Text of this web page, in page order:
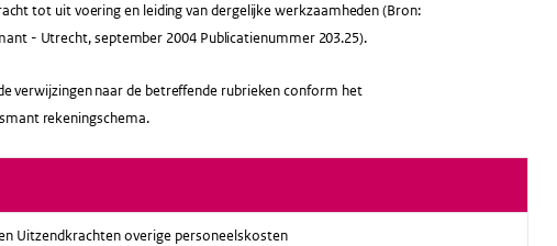
tot uit voering en leiding van dergelijke werkzaamheden (Bron:
- Utrecht, september 2004 Publicatienummer 203.25).
verwijzingen naar de betreffende rubrieken conform het
rekeningschema.
Uitzendkrachten overige personeelskosten